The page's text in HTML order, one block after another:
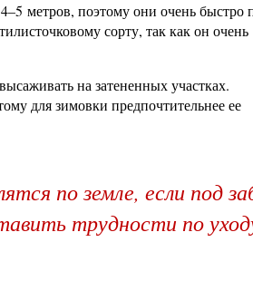
метров, поэтому они очень быстро
сорту, так как он очень
на затененных участках.
для зимовки предпочтительнее ее
по земле, если под
трудности по